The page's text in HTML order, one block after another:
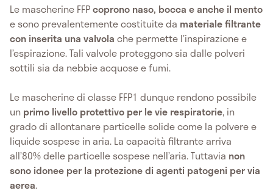
Le mascherine FFPcoprono naso, bocca e anche il mento
e sono prevalentemente costituite da materiale filtrante
con inserita una valvola che permette l’inspirazione e
l’espirazione. Tali valvole proteggono sia dalle polveri
sottili sia da nebbie acquose e fumi.
Le mascherine di classe FFP1 dunque rendono possibile
un primo livello protettivo per le vie respiratorie, in
grado di allontanare particelle solide come la polvere e
liquide sospese in aria. La capacità filtrante arriva
all’80% delle particelle sospese nell’aria. Tuttavia non
sono idonee per la protezione di agenti patogeni per via
aerea.